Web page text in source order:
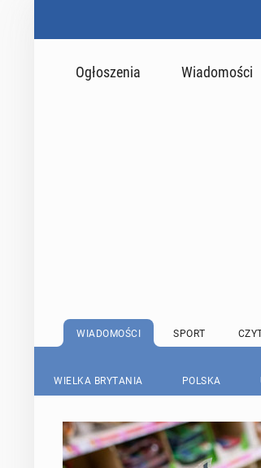
Ogłoszenia Wiadomości
WIADOMOŚCI SPORT
WIELKA BRYTANIA POLSKA